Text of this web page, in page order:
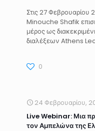
Στις 27
Minouche Shafik
μέρος ως
διαλέξεων Athens
0
24 Φεβρουαρίου,
Live Webinar: Μια
τον Αμπελώνα της